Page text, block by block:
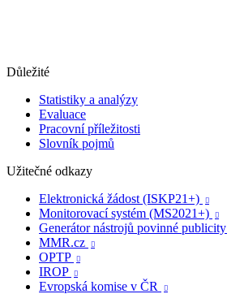
Důležité
Statistiky a analýzy
Evaluace
Pracovní příležitosti
Slovník pojmů
Užitečné odkazy
Elektronická žádost (ISKP21+)

Monitorovací systém (MS2021+) 
Generátor nástrojů povinné publicity
MMR.cz 
OPTP 
IROP 
Evropská komise v ČR 